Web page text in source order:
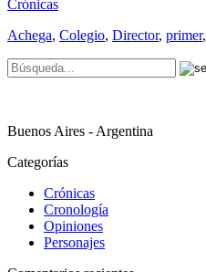
Crónicas
Achega, Colegio, Director, primer,
Buenos Aires - Argentina
Categorías
Crónicas
Cronología
Opiniones
Personajes